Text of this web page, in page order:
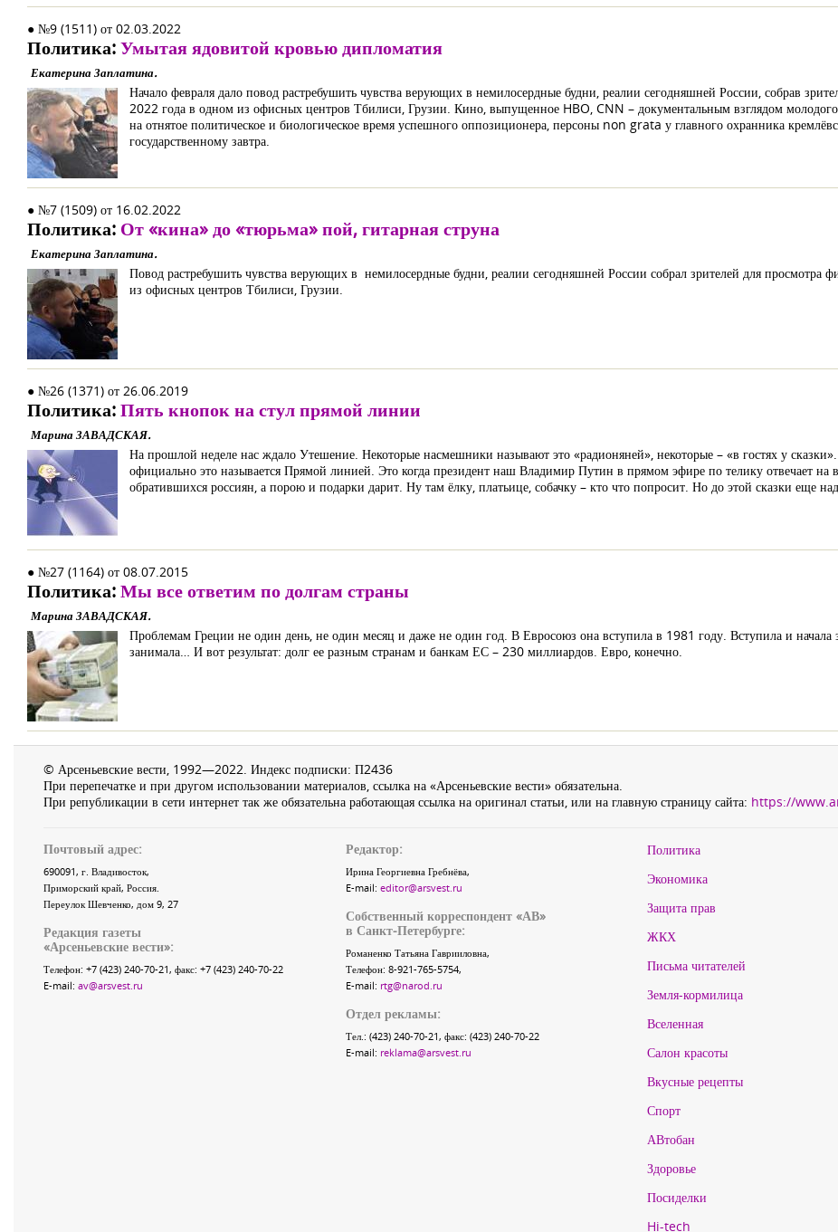
● №9 (1511) от 02.03.2022
Политика:Умытая ядовитой кровью дипломатия
Екатерина Заплатина.
Начало февраля дало повод растребушить чувства верующих в немилосердные будни, реалии сегодняшней России, собрав
2022 года в одном из офисных центров Тбилиси, Грузии. Кино, выпущенное HBO, CNN – документальным взглядом молодого
на отнятое политическое и биологическое время успешного оппозиционера, персоны non grata у главного охранника
государственному завтра.
● №7 (1509) от 16.02.2022
Политика: От «кина» до «тюрьма» пой, гитарная струна
Екатерина Заплатина.
Повод растребушить чувства верующих в немилосердные будни, реалии сегодняшней России собрал зрителей для просмотра
из офисных центров Тбилиси, Грузии.
● №26 (1371) от 26.06.2019
Политика:Пять кнопок на стул прямой линии
Марина ЗАВАДСКАЯ.
На прошлой неделе нас ждало Утешение. Некоторые насмешники называют это «радионяней», некоторые – «в гостях у
официально это называется Прямой линией. Это когда президент наш Владимир Путин в прямом эфире по телику отвечает на
обратившихся россиян, а порою и подарки дарит. Ну там ёлку, платьице, собачку – кто что попросит. Но до этой сказки еще
● №27 (1164) от 08.07.2015
Политика:Мы все ответим по долгам страны
Марина ЗАВАДСКАЯ.
Проблемам Греции не один день, не один месяц и даже не один год. В Евросоюз она вступила в 1981 году. Вступила и начала
занимала… И вот результат: долг ее разным странам и банкам ЕС – 230 миллиардов. Евро, конечно.
© Арсеньевские вести, 1992—2022. Индекс подписки: П2436
При перепечатке и при другом использовании материалов, ссылка на «Арсеньевские вести» обязательна.
При републикации в сети интернет так же обязательна работающая ссылка на оригинал статьи, или на главную страницу сайта: https://
Почтовый адрес:
690091, г. Владивосток,
Приморский край, Россия.
Переулок Шевченко, дом 9, 27
Редакция газеты
«Арсеньевские вести»:
Телефон: +7 (423) 240-70-21, факс: +7 (423) 240-70-22
E-mail: av@arsvest.ru
Редактор:
Ирина Георгиевна Гребнёва,
E-mail: editor@arsvest.ru
Собственный корреспондент «АВ»
в Санкт-Петербурге:
Романенко Татьяна Гаврииловна,
Телефон: 8-921-765-5754,
E-mail: rtg@narod.ru
Отдел рекламы:
Тел.: (423) 240-70-21, факс: (423) 240-70-22
E-mail: reklama@arsvest.ru
Политика
Экономика
Защита прав
ЖКХ
Письма читателей
Земля-кормилица
Вселенная
Салон красоты
Вкусные рецепты
Спорт
АВтобан
Здоровье
Посиделки
Hi-tech